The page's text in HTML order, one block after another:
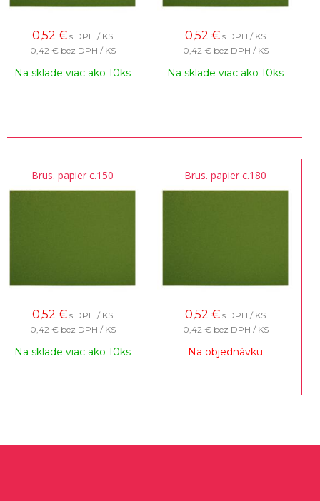
0,52 € s DPH / KS
0,42 € bez DPH / KS
Na sklade viac ako 10ks
0,52 € s DPH / KS
0,42 € bez DPH / KS
Na sklade viac ako 10ks
Brus. papier c.150
0,52 € s DPH / KS
0,42 € bez DPH / KS
Na sklade viac ako 10ks
Brus. papier c.180
0,52 € s DPH / KS
0,42 € bez DPH / KS
Na objednávku